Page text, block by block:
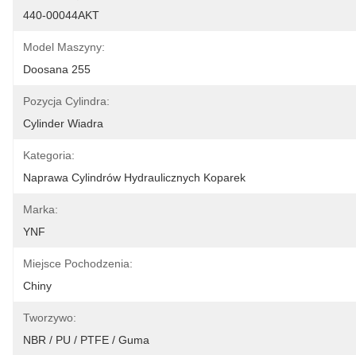
440-00044AKT
Model Maszyny:
Doosana 255
Pozycja Cylindra:
Cylinder Wiadra
Kategoria:
Naprawa Cylindrów Hydraulicznych Koparek
Marka:
YNF
Miejsce Pochodzenia:
Chiny
Tworzywo:
NBR / PU / PTFE / Guma